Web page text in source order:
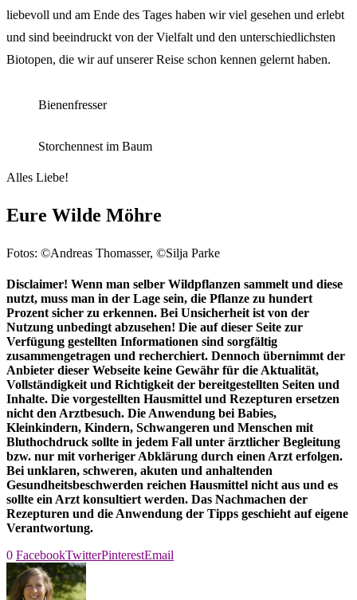
liebevoll und am Ende des Tages haben wir viel gesehen und erlebt
und sind beeindruckt von der Vielfalt und den unterschiedlichsten
Biotopen, die wir auf unserer Reise schon kennen gelernt haben.
Bienenfresser
Storchennest im Baum
Alles Liebe!
Eure Wilde Möhre
Fotos: ©Andreas Thomasser, ©Silja Parke
Disclaimer! Wenn man selber Wildpflanzen sammelt und diese
nutzt, muss man in der Lage sein, die Pflanze zu hundert
Prozent sicher zu erkennen. Bei Unsicherheit ist von der
Nutzung unbedingt abzusehen! Die auf dieser Seite zur
Verfügung gestellten Informationen sind sorgfältig
zusammengetragen und recherchiert. Dennoch übernimmt der
Anbieter dieser Webseite keine Gewähr für die Aktualität,
Vollständigkeit und Richtigkeit der bereitgestellten Seiten und
Inhalte. Die vorgestellten Hausmittel und Rezepturen ersetzen
nicht den Arztbesuch. Die Anwendung bei Babies,
Kleinkindern, Kindern, Schwangeren und Menschen mit
Bluthochdruck sollte in jedem Fall unter ärztlicher Begleitung
bzw. nur mit vorheriger Abklärung durch einen Arzt erfolgen.
Bei unklaren, schweren, akuten und anhaltenden
Gesundheitsbeschwerden reichen Hausmittel nicht aus und es
sollte ein Arzt konsultiert werden. Das Nachmachen der
Rezepturen und die Anwendung der Tipps geschieht auf eigene
Verantwortung.
0 FacebookTwitterPinterestEmail